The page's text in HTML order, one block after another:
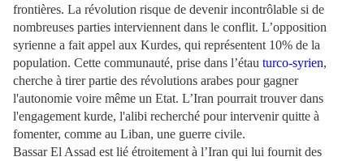
frontières. La révolution risque de devenir incontrôlable si de
nombreuses parties interviennent dans le conflit. L’opposition
syrienne a fait appel aux Kurdes, qui représentent 10% de la
population. Cette communauté, prise dans l’étau turco-syrien,
cherche à tirer partie des révolutions arabes pour gagner
l'autonomie voire même un Etat. L’Iran pourrait trouver dans
l'engagement kurde, l'alibi recherché pour intervenir quitte à
fomenter, comme au Liban, une guerre civile.
Bassar El Assad est lié étroitement à l’Iran qui lui fournit des